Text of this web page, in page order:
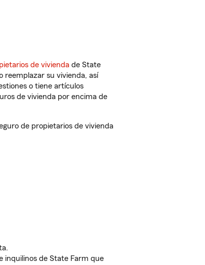
de vivienda de State
reemplazar su vivienda, así
o tiene artículos
de vivienda por encima de
de propietarios de vivienda
inquilinos de State Farm que